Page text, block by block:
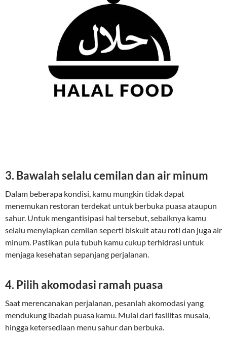
3. Bawalah selalu cemilan dan air minum
Dalam beberapa kondisi, kamu mungkin tidak dapat
menemukan restoran terdekat untuk berbuka puasa ataupun
sahur. Untuk mengantisipasi hal tersebut, sebaiknya kamu
selalu menyiapkan cemilan seperti biskuit atau roti dan juga air
minum. Pastikan pula tubuh kamu cukup terhidrasi untuk
menjaga kesehatan sepanjang perjalanan.
4. Pilih akomodasi ramah puasa
Saat merencanakan perjalanan, pesanlah akomodasi yang
mendukung ibadah puasa kamu. Mulai dari fasilitas musala,
hingga ketersediaan menu sahur dan berbuka.